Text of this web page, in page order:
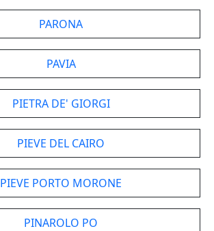
PARONA
PAVIA
PIETRA DE' GIORGI
PIEVE DEL CAIRO
PIEVE PORTO MORONE
PINAROLO PO